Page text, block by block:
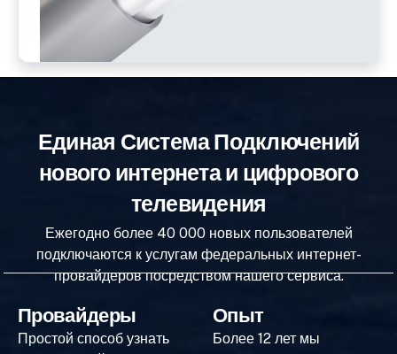
Единая Система Подключений
нового интернета и цифрового
телевидения
Ежегодно более 40 000 новых пользователей
подключаются к услугам федеральных интернет-
провайдеров посредством нашего сервиса.
Провайдеры
Простой способ узнать
Опыт
Более 12 лет мы